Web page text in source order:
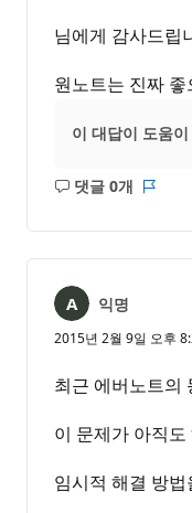
님에게 감사드립
원노트는 진짜
이 대답이 도움
댓글 0개
설
음
익명
2015년 2월 9일 오후
최근 에버노트의
이 문제가 아직
임시적 해결 방